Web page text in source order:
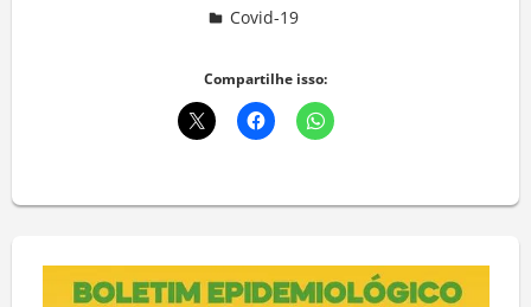
Covid-19
Compartilhe isso: